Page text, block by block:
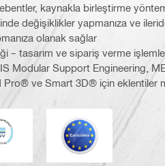
kaynakla birleştirme
değişiklikler yapmanıza ve
olanak sağlar
– tasarım ve sipariş verme
Modular Support Engineering,
Pro® ve Smart 3D® için eklentiler
Eurocode